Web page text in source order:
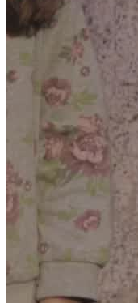
Ein besonderer
Mentalmagie:
unmögliche
Gesprächsstoff.
Für seine moderne Art
mehrfach ausgezeichnet.